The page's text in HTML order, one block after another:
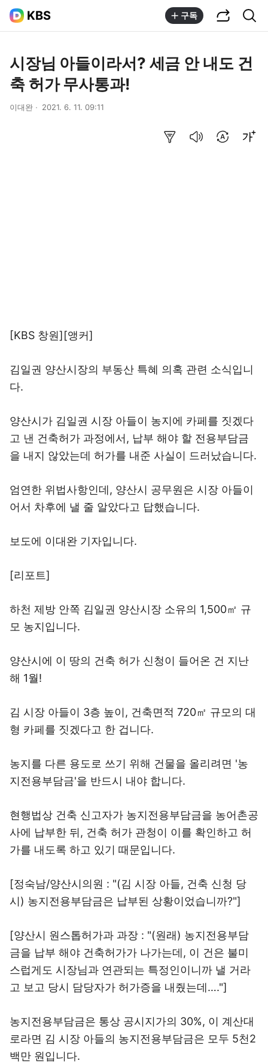
KBS 구독
시장님 아들이라서? 세금 안 내도 건
축 허가 무사통과!
이대완 2021. 6. 11. 09:11
[KBS 창원][앵커]
김일권 양산시장의 부동산 특혜 의혹 관련 소식입니
다.
양산시가 김일권 시장 아들이 농지에 카페를 짓겠다
고 낸 건축허가 과정에서, 납부 해야 할 전용부담금
을 내지 않았는데 허가를 내준 사실이 드러났습니다.
엄연한 위법사항인데, 양산시 공무원은 시장 아들이
어서 차후에 낼 줄 알았다고 답했습니다.
보도에 이대완 기자입니다.
[리포트]
하천 제방 안쪽 김일권 양산시장 소유의 1,500㎡ 규
모 농지입니다.
양산시에 이 땅의 건축 허가 신청이 들어온 건 지난
해 1월!
김 시장 아들이 3층 높이, 건축면적 720㎡ 규모의 대
형 카페를 짓겠다고 한 겁니다.
농지를 다른 용도로 쓰기 위해 건물을 올리려면 '농
지전용부담금'을 반드시 내야 합니다.
현행법상 건축 신고자가 농지전용부담금을 농어촌공
사에 납부한 뒤, 건축 허가 관청이 이를 확인하고 허
가를 내도록 하고 있기 때문입니다.
[정숙남/양산시의원 : "(김 시장 아들, 건축 신청 당
시) 농지전용부담금은 납부된 상황이었습니까?"]
[양산시 원스톱허가과 과장 : "(원래) 농지전용부담
금을 납부 해야 건축허가가 나가는데, 이 건은 불미
스럽게도 시장님과 연관되는 특정인이니까 낼 거라
고 보고 당시 담당자가 허가증을 내줬는데…."]
농지전용부담금은 통상 공시지가의 30%, 이 계산대
로라면 김 시장 아들의 농지전용부담금은 모두 5천2
백만 원입니다.